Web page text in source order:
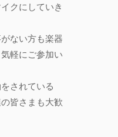
クにしていき
ない方も楽器
軽にご参加い
されている
皆さまも大歓